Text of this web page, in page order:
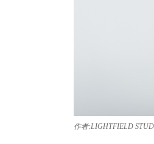
作者:LIGHTFIELD